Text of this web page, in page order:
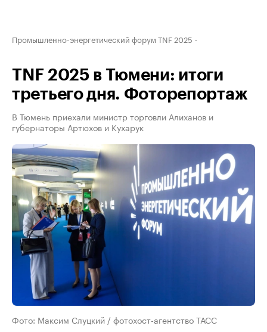
Промышленно-энергетический форум TNF 2025
TNF 2025 в Тюмени: итоги
третьего дня. Фоторепортаж
В Тюмень приехали министр торговли Алиханов и
губернаторы Артюхов и Кухарук
Фото: Максим Слуцкий / фотохост-агентство ТАСС